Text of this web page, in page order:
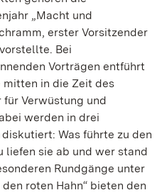
„Macht und
erster Vorsitzender
Bei
Vorträgen entführt
mitten in die Zeit des
Verwüstung und
werden in drei
Was führte zu den
liefen sie ab und wer stand
Rundgänge unter
roten Hahn“ bieten den